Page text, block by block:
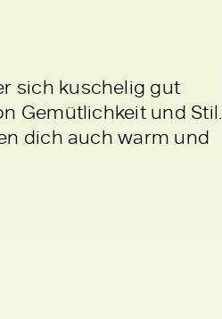
sich kuschelig gut
Gemütlichkeit und Stil.
dich auch warm und